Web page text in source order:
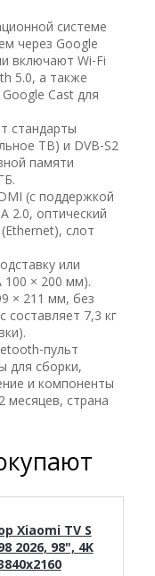
системе
через Google
включают Wi‑Fi
5.0, а также
Cast для
стандарты
ТВ) и DVB‑S2
памяти
(с поддержкой
2.0, оптический
слот
или
100 × 200 мм).
× 211 мм, без
7,3 кг
для сборки,
и компоненты
месяцев, страна
Xiaomi TV S
2026, 98", 4K